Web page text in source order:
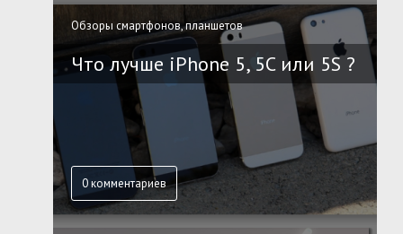
Обзоры смартфонов, планшетов
Что лучше iPhone 5, 5C или 5S ?
0 комментариев